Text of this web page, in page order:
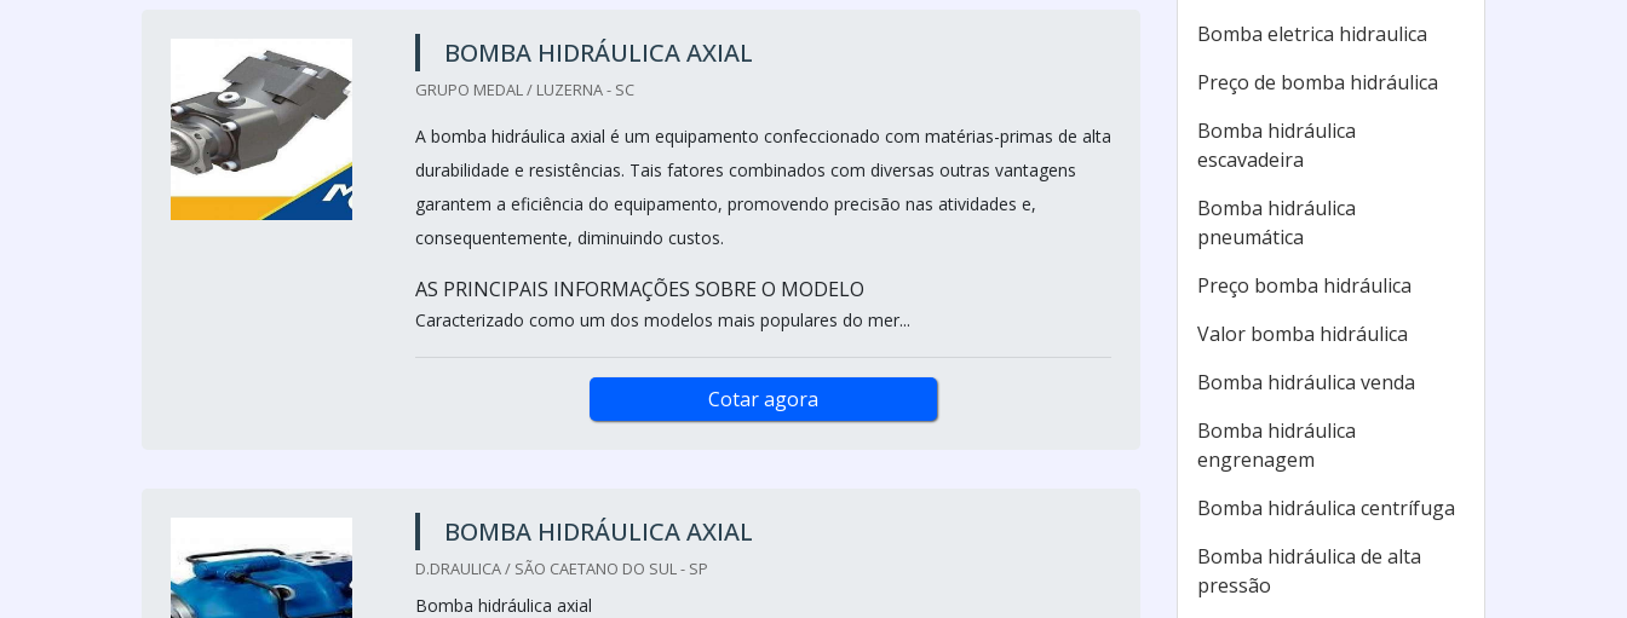
BOMBA HIDRÁULICA AXIAL
GRUPO MEDAL / LUZERNA - SC
A bomba hidráulica axial é um equipamento confeccionado com matérias-primas de alta
durabilidade e resistências. Tais fatores combinados com diversas outras vantagens
garantem a eficiência do equipamento, promovendo precisão nas atividades e,
consequentemente, diminuindo custos.
AS PRINCIPAIS INFORMAÇÕES SOBRE O MODELO
Caracterizado como um dos modelos mais populares do mer...
Cotar agora
BOMBA HIDRÁULICA AXIAL
D.DRAULICA / SÃO CAETANO DO SUL - SP
Bomba hidráulica axial
Bomba eletrica hidraulica
Preço de bomba hidráulica
Bomba hidráulica
escavadeira
Bomba hidráulica
pneumática
Preço bomba hidráulica
Valor bomba hidráulica
Bomba hidráulica venda
Bomba hidráulica
engrenagem
Bomba hidráulica centrífuga
Bomba hidráulica de alta
pressão